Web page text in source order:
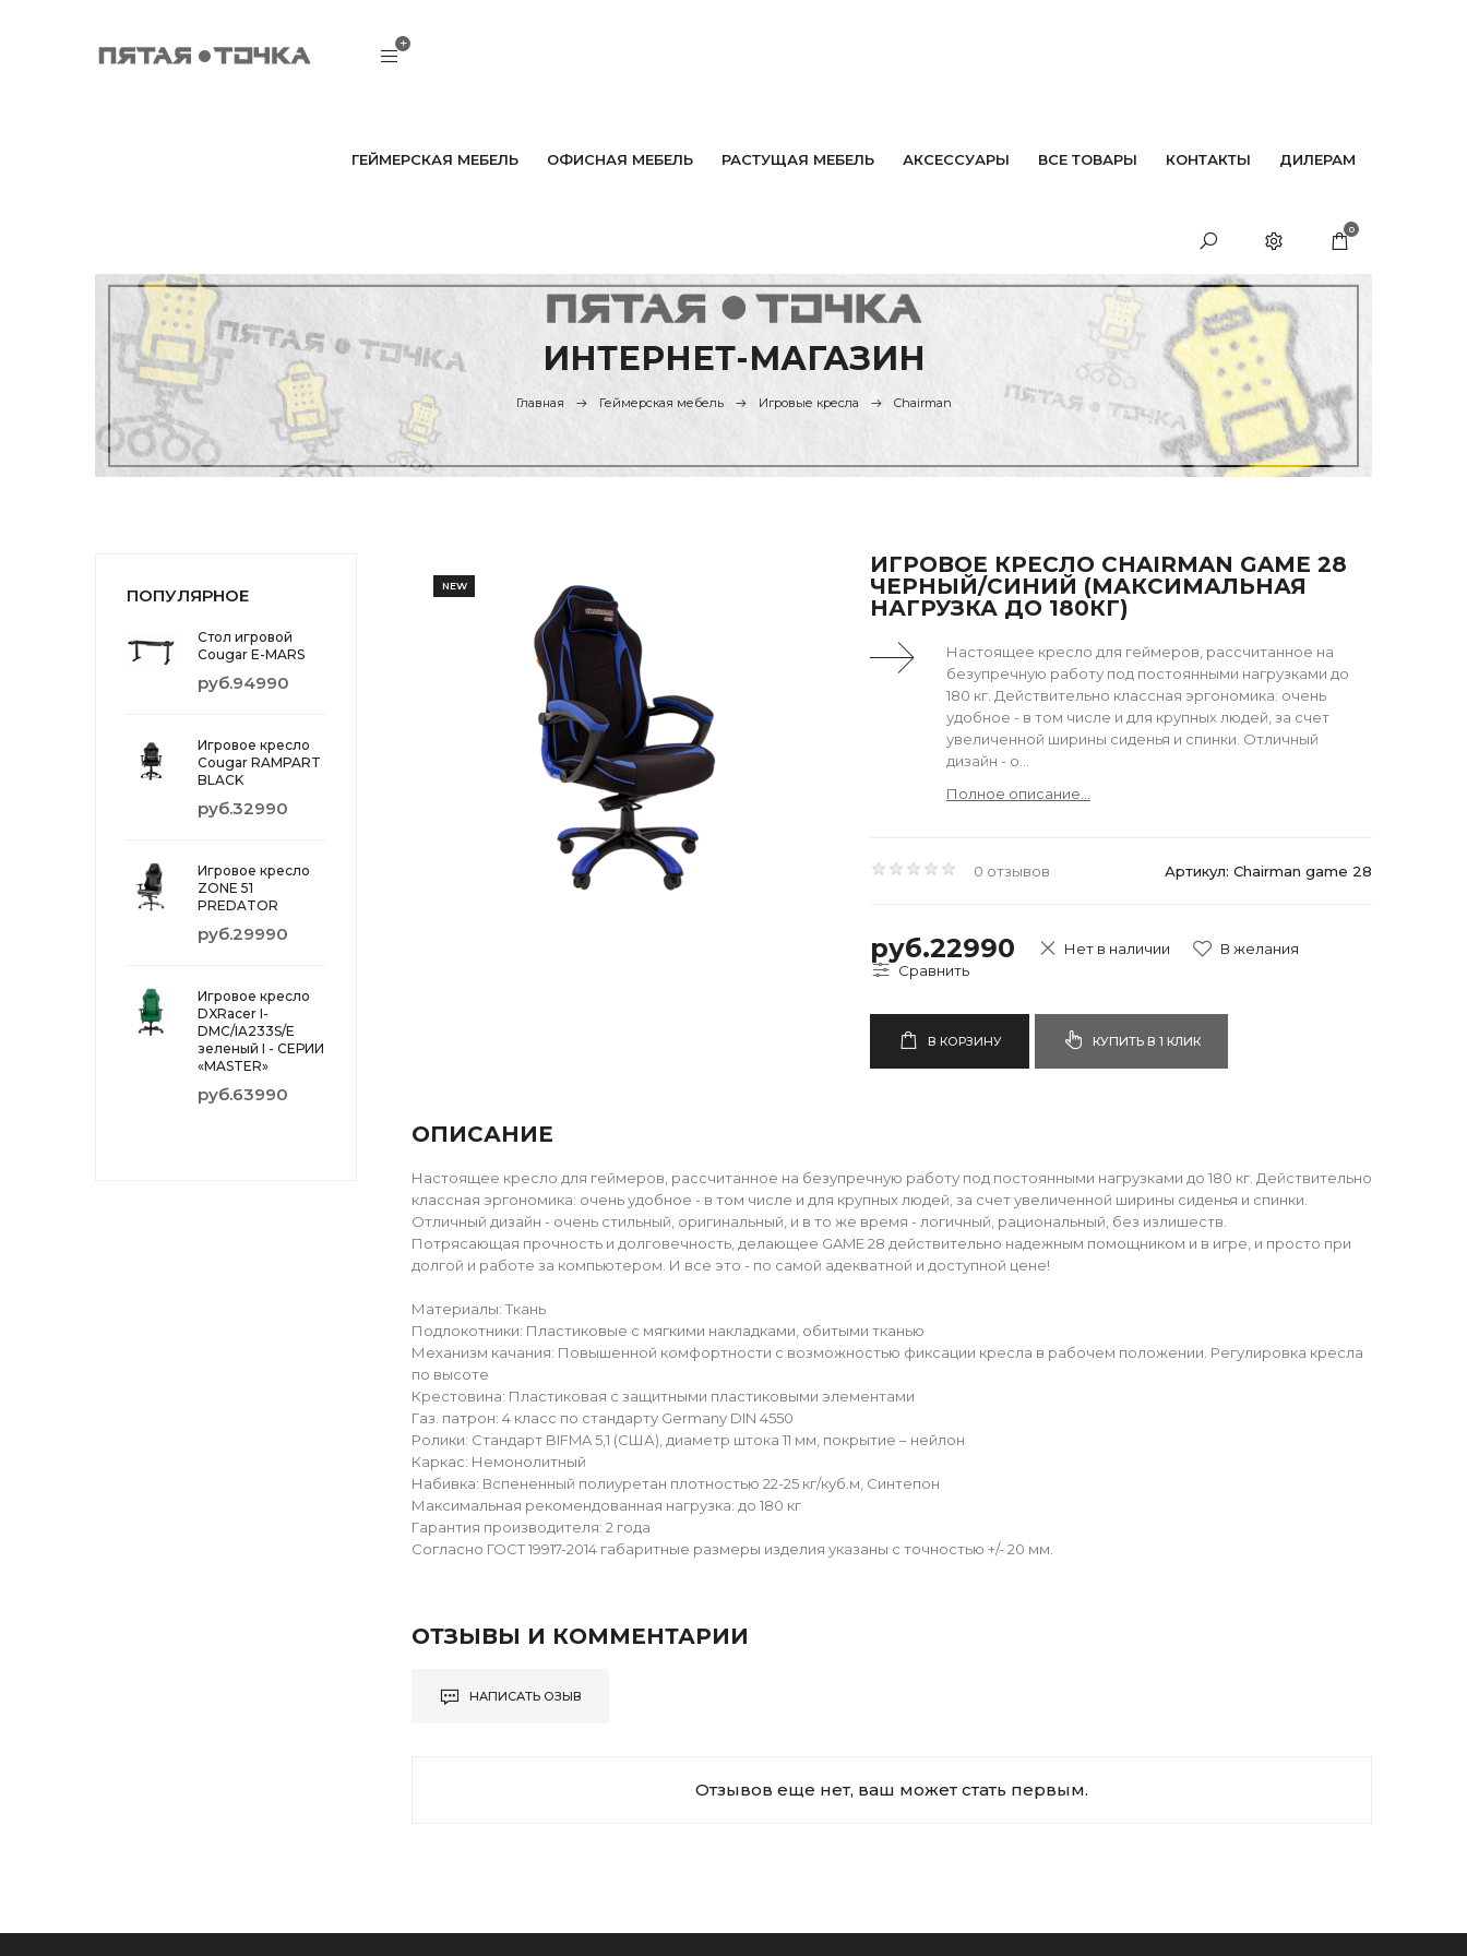
ГЕЙМЕРСКАЯ МЕБЕЛЬ ОФИСНАЯ МЕБЕЛЬ РАСТУЩАЯ МЕБЕЛЬ АКСЕССУАРЫ ВСЕ ТОВАРЫ КОНТАКТЫ ДИЛЕРАМ
0
ИНТЕРНЕТ-МАГАЗИН
Главная Геймерская мебель Игровые кресла Chairman
NEW
ИГРОВОЕ КРЕСЛО CHAIRMAN GAME 28
ЧЕРНЫЙ/СИНИЙ (МАКСИМАЛЬНАЯ
НАГРУЗКА ДО 180КГ)
Настоящее кресло для геймеров, рассчитанное на
безупречную работу под постоянными нагрузками до
180 кг. Действительно классная эргономика: очень
удобное - в том числе и для крупных людей, за счет
увеличенной ширины сиденья и спинки. Отличный
дизайн - о...
Полное описание...
0 отзывов Артикул: Chairman game 28
руб.22990 Нет в наличии
В КОРЗИНУ КУПИТЬ В 1 КЛИК
ОПИСАНИЕ
Настоящее кресло для геймеров, рассчитанное на безупречную работу под постоянными нагрузками до 180 кг. Действительно
классная эргономика: очень удобное - в том числе и для крупных людей, за счет увеличенной ширины сиденья и спинки.
Отличный дизайн - очень стильный, оригинальный, и в то же время - логичный, рациональный, без излишеств.
Потрясающая прочность и долговечность, делающее GAME 28 действительно надежным помощником и в игре, и просто при
долгой и работе за компьютером. И все это - по самой адекватной и доступной цене!
Материалы: Ткань
Подлокотники: Пластиковые с мягкими накладками, обитыми тканью
Механизм качания: Повышенной комфортности с возможностью фиксации кресла в рабочем положении. Регулировка кресла
по высоте
Крестовина: Пластиковая с защитными пластиковыми элементами
Газ. патрон: 4 класс по стандарту Germany DIN 4550
Ролики: Стандарт BIFMA 5,1 (США), диаметр штока 11 мм, покрытие – нейлон
Каркас: Немонолитный
Набивка: Вспененный полиуретан плотностью 22-25 кг/куб.м, Синтепон
Максимальная рекомендованная нагрузка: до 180 кг
Гарантия производителя: 2 года
Согласно ГОСТ 19917-2014 габаритные размеры изделия указаны с точностью +/- 20 мм.
ОТЗЫВЫ И КОММЕНТАРИИ
НАПИСАТЬ ОЗЫВ
Отзывов еще нет, ваш может стать первым.
ПОПУЛЯРНОЕ
Стол игровой
Cougar E-MARS
руб.94990
Игровое кресло
Cougar RAMPART
BLACK
руб.32990
Игровое кресло
ZONE 51
PREDATOR
руб.29990
Игровое кресло
DXRacer I-
DMC/IA233S/E
зеленый I - СЕРИИ
«MASTER»
руб.63990